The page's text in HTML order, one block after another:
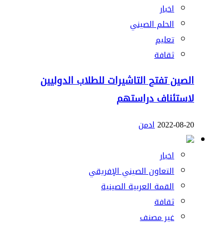
اخبار
الحلم الصيني
تعليم
ثقافة
الصين تفتح التاشيرات للطلاب الدوليين
لاستئناف دراستهم
2022-08-20ادمن
اخبار
التعاون الصيني الإفريقي
القمة العربية الصينية
ثقافة
غير مصنف